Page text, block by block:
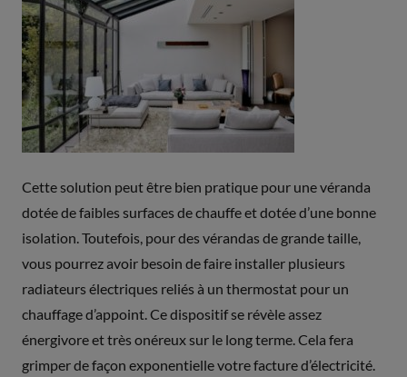
Cette solution peut être bien pratique pour une véranda
dotée de faibles surfaces de chauffe et dotée d’une bonne
isolation. Toutefois, pour des vérandas de grande taille,
vous pourrez avoir besoin de faire installer plusieurs
radiateurs électriques reliés à un thermostat pour un
chauffage d’appoint. Ce dispositif se révèle assez
énergivore et très onéreux sur le long terme. Cela fera
grimper de façon exponentielle votre facture d’électricité.